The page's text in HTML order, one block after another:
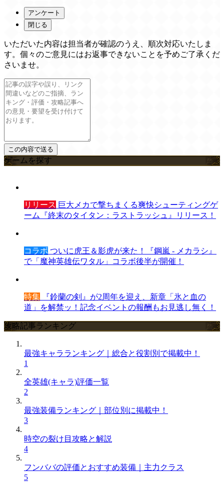
アンケート
閉じる
いただいた内容は担当者が確認のうえ、順次対応いたしま
す。個々のご意見にはお返事できないことを予めご了承くだ
さいませ。
ゲームを探す
リリース 巨大メカで撃ちまくる爽快シューティングゲ
ーム『終末のタイタン：ラストラッシュ』リリース！
コラボ ついに虎王＆影虎が来た！『鋼嵐 - メカラシ』
で「魔神英雄伝ワタル」コラボ後半が開催！
特集 『鈴蘭の剣』が2周年を迎え、新章「氷と血の
道」を解禁ッ！記念イベントの報酬もお見逃し無く！
攻略記事ランキング
最強キャラランキング｜総合と役割別で掲載中！
1
全英雄(キャラ)評価一覧
2
最強装備ランキング｜部位別に掲載中！
3
時空の裂け目攻略と解説
4
フンババの評価とおすすめ装備｜主力クラス
5